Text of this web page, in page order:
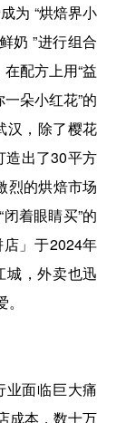
为 “烘焙界小
奶 ”进行组合
配方上用“益
朵小红花”的
汉，除了樱花
造出了30平方
烈的烘焙市场
着眼睛买”的
」于2024年
城，外卖也迅
面临巨大痛
成本，数十万